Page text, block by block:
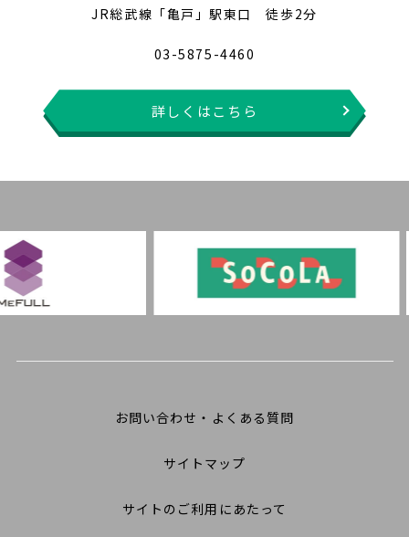
JR総武線「亀戸」駅東口 徒歩2分
03-5875-4460
詳しくはこちら
お問い合わせ・よくある質問
サイトマップ
サイトのご利用にあたって